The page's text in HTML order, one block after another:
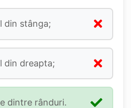
din stânga;
din dreapta;
dintre rânduri.